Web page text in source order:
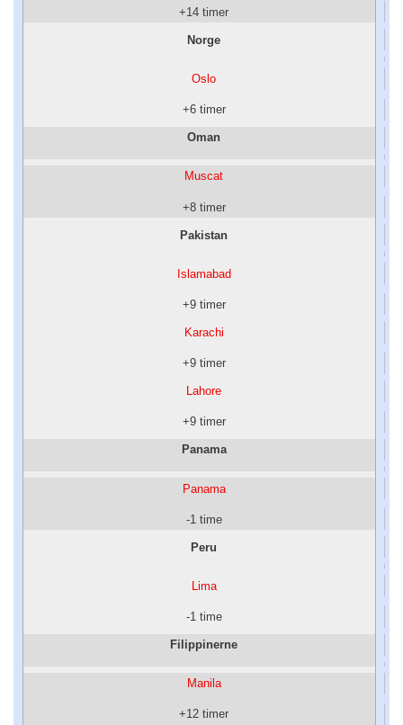
+14 timer
Norge
Oslo
+6 timer
Oman
Muscat
+8 timer
Pakistan
Islamabad
+9 timer
Karachi
+9 timer
Lahore
+9 timer
Panama
Panama
-1 time
Peru
Lima
-1 time
Filippinerne
Manila
+12 timer